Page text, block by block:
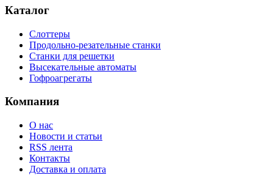
Каталог
Слоттеры
Продольно-резательные станки
Станки для решетки
Высекательные автоматы
Гофроагрегаты
Компания
О нас
Новости и статьи
RSS лента
Контакты
Доставка и оплата